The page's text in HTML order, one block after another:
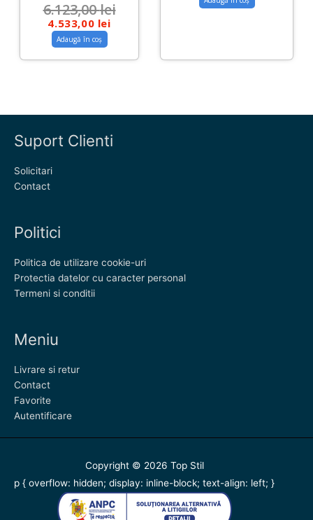
6.123,00lei
4.533,00 lei
Adaugă în coș
Suport Clienti
Solicitari
Contact
Politici
Politica de utilizare cookie-uri
Protectia datelor cu caracter personal
Termeni si conditii
Meniu
Livrare si retur
Contact
Favorite
Autentificare
Copyright © 2026 Top Stil
p { overflow: hidden; display: inline-block; text-align: left; }